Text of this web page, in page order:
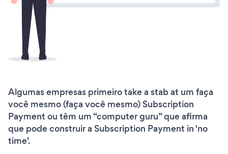
Algumas empresas primeiro take a stab at um faça
você mesmo (faça você mesmo) Subscription
Payment ou têm um “computer guru” que afirma
que pode construir a Subscription Payment in 'no
time'.